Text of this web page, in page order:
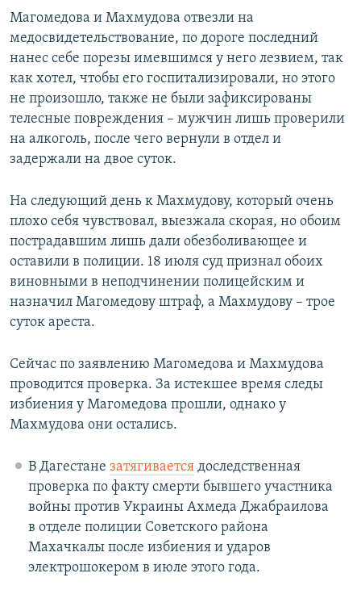
Магомедова и Махмудова отвезли на
медосвидетельствование, по дороге последний
нанес себе порезы имевшимся у него лезвием, так
как хотел, чтобы его госпитализировали, но этого
не произошло, также не были зафиксированы
телесные повреждения – мужчин лишь проверили
на алкоголь, после чего вернули в отдел и
задержали на двое суток.
На следующий день к Махмудову, который очень
плохо себя чувствовал, выезжала скорая, но обоим
пострадавшим лишь дали обезболивающее и
оставили в полиции. 18 июля суд признал обоих
виновными в неподчинении полицейским и
назначил Магомедову штраф, а Махмудову – трое
суток ареста.
Сейчас по заявлению Магомедова и Махмудова
проводится проверка. За истекшее время следы
избиения у Магомедова прошли, однако у
Махмудова они остались.
В Дагестане затягиваетсядоследственная
проверка по факту смерти бывшего участника
войны против Украины Ахмеда Джабраилова
в отделе полиции Советского района
Махачкалы после избиения и ударов
электрошокером в июле этого года.